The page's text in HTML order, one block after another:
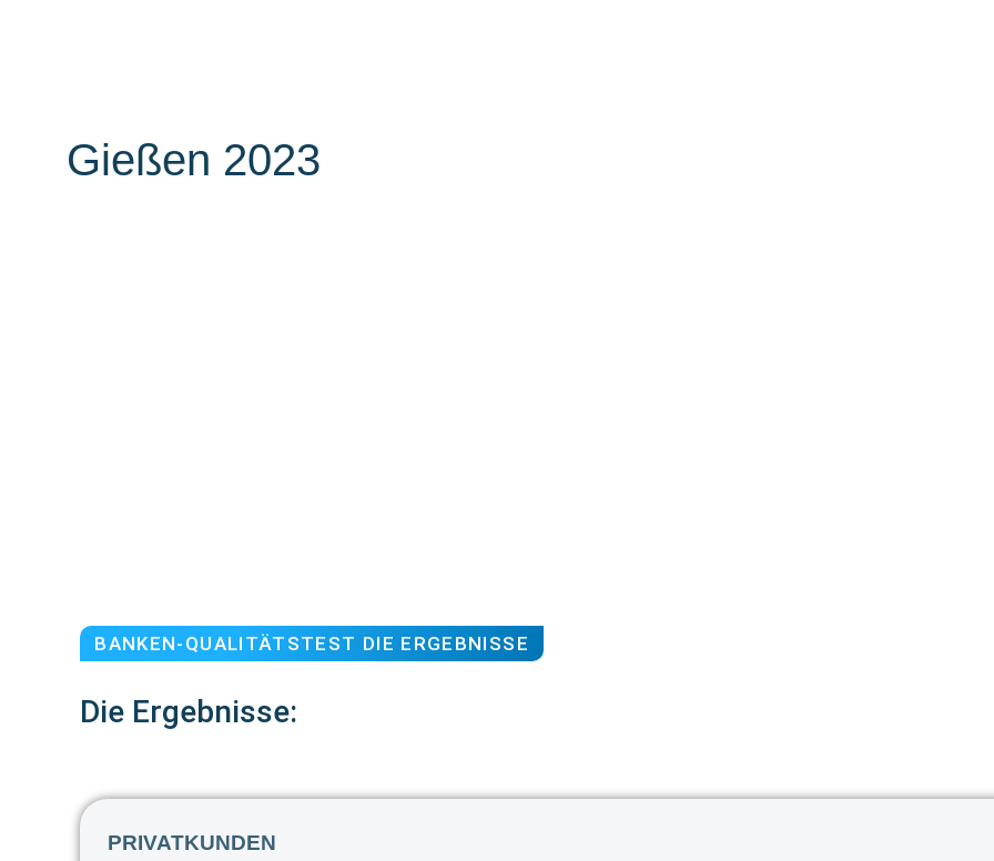
Gießen 2023
BANKEN-QUALITÄTSTEST DIE ERGEBNISSE
Die Ergebnisse:
PRIVATKUNDEN